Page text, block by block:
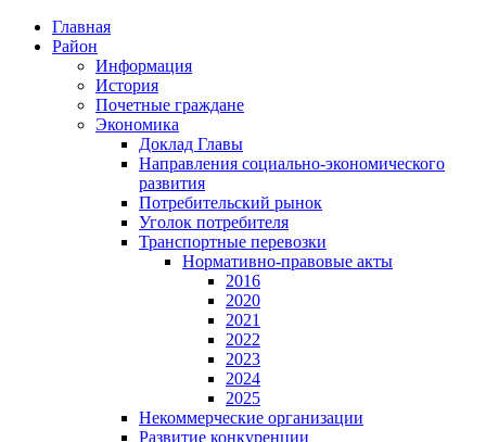
Главная
Район
Информация
История
Почетные граждане
Экономика
Доклад Главы
Направления социально-экономического
развития
Потребительский рынок
Уголок потребителя
Транспортные перевозки
Нормативно-правовые акты
2016
2020
2021
2022
2023
2024
2025
Некоммерческие организации
Развитие конкуренции